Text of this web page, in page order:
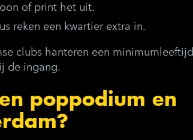
of print het uit.
reken een kwartier extra in.
clubs hanteren een minimumleeftijd
de ingang.
poppodium en